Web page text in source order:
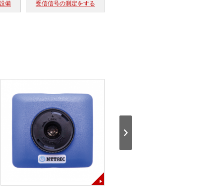
備 受信信号の測定をする